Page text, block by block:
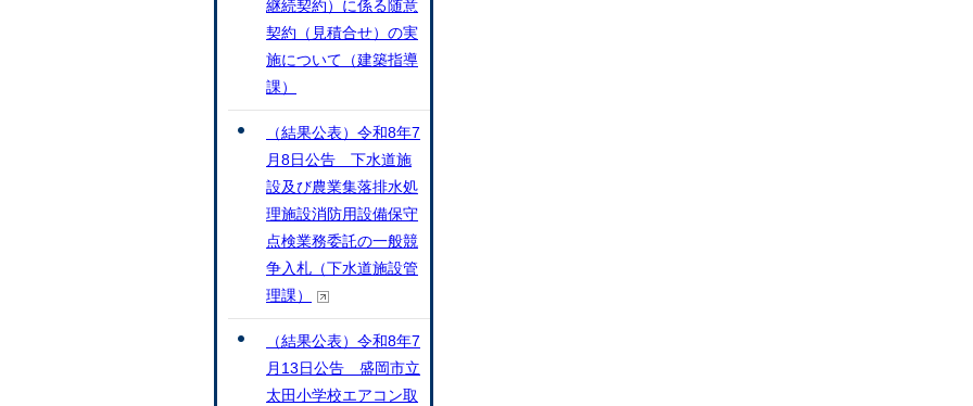
継続契約）に係る随意
契約（見積合せ）の実
施について（建築指導
課）
（結果公表）令和8年7
月8日公告 下水道施
設及び農業集落排水処
理施設消防用設備保守
点検業務委託の一般競
争入札（下水道施設管
理課）
（結果公表）令和8年7
月13日公告 盛岡市立
太田小学校エアコン取